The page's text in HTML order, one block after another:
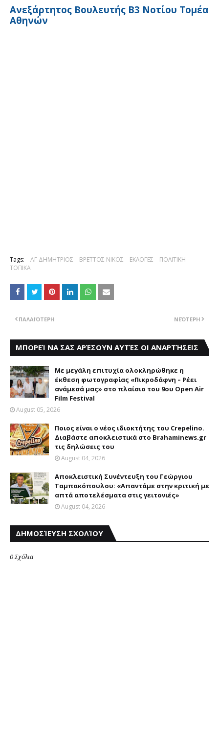
Ανεξάρτητος Βουλευτής Β3 Νοτίου Τομέα
Αθηνών
Tags: ΑΓ ΔΗΜΗΤΡΙΟΣ ΒΡΕΤΤΟΣ ΝΙΚΟΣ ΕΚΛΟΓΕΣ
ΠΟΛΙΤΙΚΗ
ΤΟΠΙΚΑ
ΝΕΌΤΕΡΗ
ΠΑΛΑΙΌΤΕΡΗ
ΜΠΟΡΕΊ ΝΑ ΣΑΣ ΑΡΈΣΟΥΝ ΑΥΤΈΣ ΟΙ ΑΝΑΡΤΉΣΕΙΣ
Με μεγάλη επιτυχία ολοκληρώθηκε η
έκθεση φωτογραφίας «Πικροδάφνη – Ρέει
ανάμεσά μας» στο πλαίσιο του 9ου Open Air
Film Festival
August 05, 2026
Ποιος είναι ο νέος ιδιοκτήτης του Crepelino.
Διαβάστε αποκλειστικά στο Brahaminews.gr
τις δηλώσεις του
August 04, 2026
Αποκλειστική Συνέντευξη του Γεώργιου
Ταμπακόπουλου: «Απαντάμε στην κριτική με
απτά αποτελέσματα στις γειτονιές»
August 04, 2026
ΔΗΜΟΣΊΕΥΣΗ ΣΧΟΛΊΟΥ
0 Σχόλια